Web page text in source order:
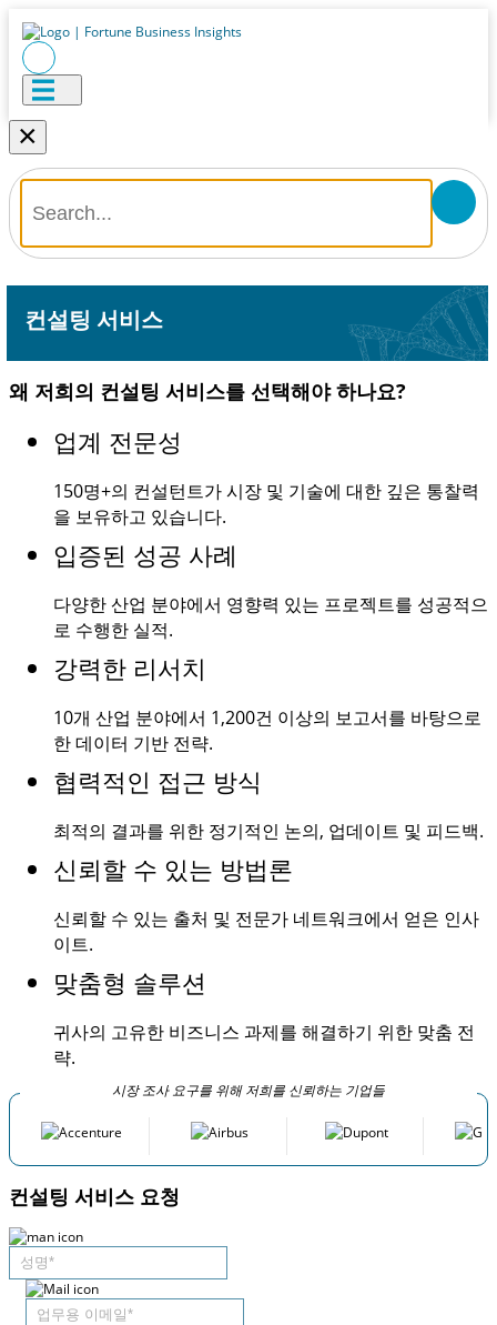
×
컨설팅 서비스
왜 저희의 컨설팅 서비스를 선택해야 하나요?
업계 전문성
150명+의 컨설턴트가 시장 및 기술에 대한 깊은 통찰력
을 보유하고 있습니다.
입증된 성공 사례
다양한 산업 분야에서 영향력 있는 프로젝트를 성공적으
로 수행한 실적.
강력한 리서치
10개 산업 분야에서 1,200건 이상의 보고서를 바탕으로
한 데이터 기반 전략.
협력적인 접근 방식
최적의 결과를 위한 정기적인 논의, 업데이트 및 피드백.
신뢰할 수 있는 방법론
신뢰할 수 있는 출처 및 전문가 네트워크에서 얻은 인사
이트.
맞춤형 솔루션
귀사의 고유한 비즈니스 과제를 해결하기 위한 맞춤 전
략.
시장 조사 요구를 위해 저희를 신뢰하는 기업들
컨설팅 서비스 요청